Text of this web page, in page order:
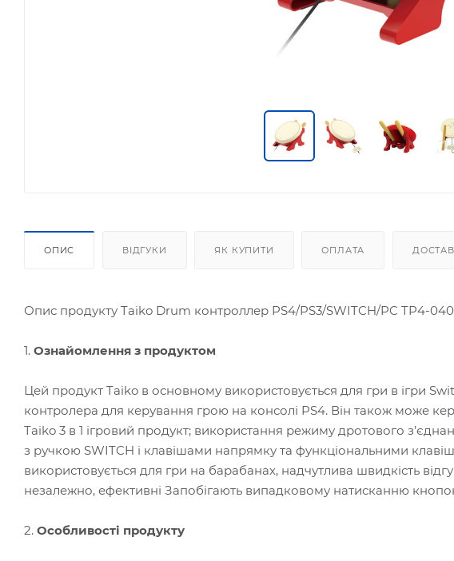
ОПИС ВІДГУКИ ЯК КУПИТИ ОПЛАТА
Опис продукту Taiko Drum контроллер PS4/PS3/SWITCH/PC TP4-
1. Ознайомлення з продуктом
Цей продукт Taiko в основному використовується для гри в ігри
контролера для керування грою на консолі PS4. Він також може
Taiko 3 в 1 ігровий продукт; використання режиму дротового
з ручкою SWITCH і клавішами напрямку та функціональними
використовується для гри на барабанах, надчутлива швидкість
незалежно, ефективні Запобігають випадковому натисканню
2. Особливості продукту